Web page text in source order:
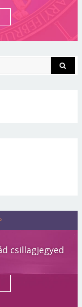
csillagjegyed